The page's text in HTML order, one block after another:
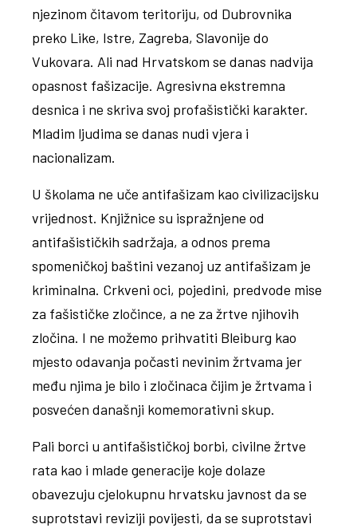
njezinom čitavom teritoriju, od Dubrovnika
preko Like, Istre, Zagreba, Slavonije do
Vukovara. Ali nad Hrvatskom se danas nadvija
opasnost fašizacije. Agresivna ekstremna
desnica i ne skriva svoj profašistički karakter.
Mladim ljudima se danas nudi vjera i
nacionalizam.
U školama ne uče antifašizam kao civilizacijsku
vrijednost. Knjižnice su ispražnjene od
antifašističkih sadržaja, a odnos prema
spomeničkoj baštini vezanoj uz antifašizam je
kriminalna. Crkveni oci, pojedini, predvode mise
za fašističke zločince, a ne za žrtve njihovih
zločina. I ne možemo prihvatiti Bleiburg kao
mjesto odavanja počasti nevinim žrtvama jer
među njima je bilo i zločinaca čijim je žrtvama i
posvećen današnji komemorativni skup.
Pali borci u antifašističkoj borbi, civilne žrtve
rata kao i mlade generacije koje dolaze
obavezuju cjelokupnu hrvatsku javnost da se
suprotstavi reviziji povijesti, da se suprotstavi